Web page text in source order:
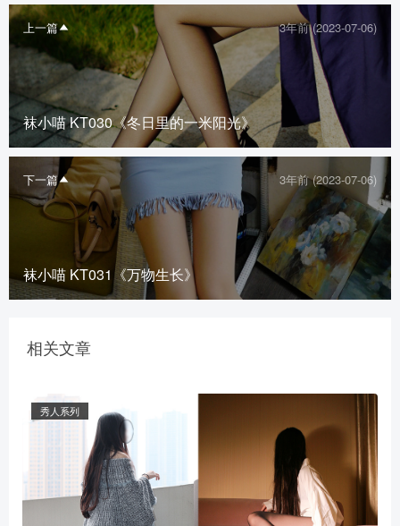
上一篇 3年前 (2023-07-06)
袜小喵 KT030《冬日里的一米阳光》
下一篇 3年前 (2023-07-06)
袜小喵 KT031《万物生长》
相关文章
秀人系列